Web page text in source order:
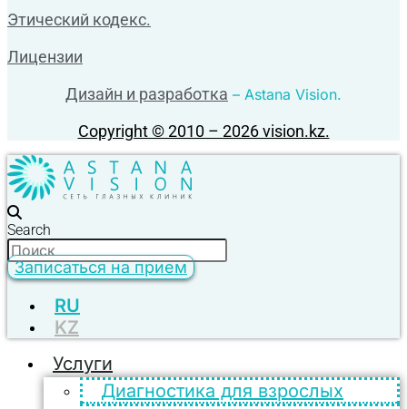
Этический кодекс.
Лицензии
Дизайн и разработка – Astana Vision.
Copyright © 2010 – 2026 vision.kz.
Search
Записаться на прием
RU
KZ
Услуги
Диагностика для взрослых